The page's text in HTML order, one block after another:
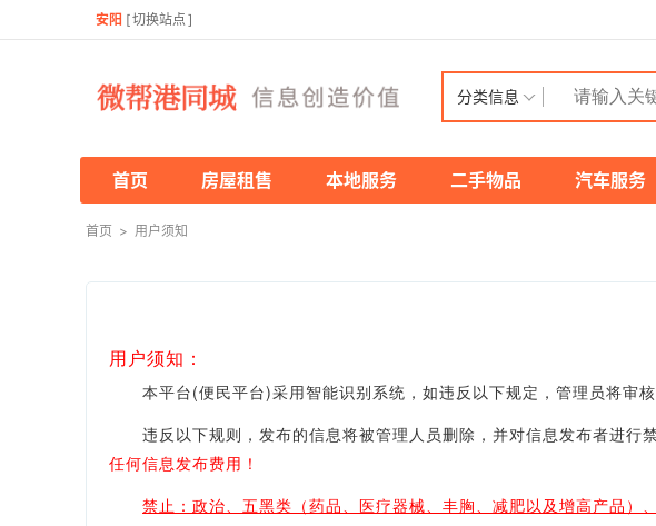
安阳 [切换站点 ]
分类信息
首页 房屋租售 本地服务 二手物品 汽车服务
首页 > 用户须知
用户须知：
本平台(便民平台)采用智能识别系统，如违反以下规定，管理员将审核
违反以下规则，发布的信息将被管理人员删除，并对信息发布者进行禁
任何信息发布费用！
禁止：政治、五黑类（药品、医疗器械、丰胸、减肥以及增高产品）